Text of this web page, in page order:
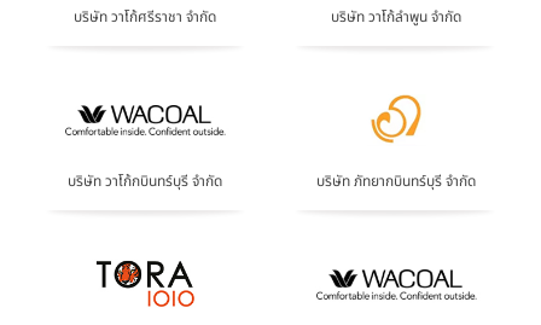
บริษัท วาโก้ศรีราชา จำกัด บริษัท วาโก้ลำพูน จำกัด
บริษัท วาโก้กบินทร์บุรี จำกัด บริษัท ภัทยากบินทร์บุรี จำกัด